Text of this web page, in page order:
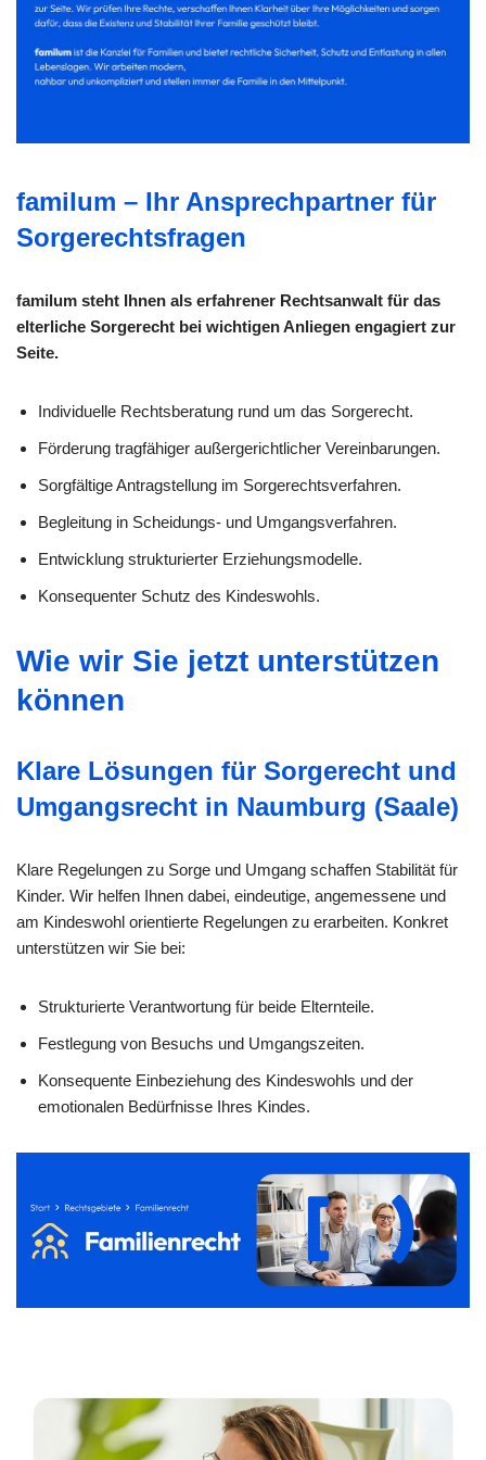
familum – Ihr Ansprechpartner für
Sorgerechtsfragen
familum steht Ihnen als erfahrener Rechtsanwalt für das
elterliche Sorgerecht bei wichtigen Anliegen engagiert zur
Seite.
Individuelle Rechtsberatung rund um das Sorgerecht.
Förderung tragfähiger außergerichtlicher Vereinbarungen.
Sorgfältige Antragstellung im Sorgerechtsverfahren.
Begleitung in Scheidungs- und Umgangsverfahren.
Entwicklung strukturierter Erziehungsmodelle.
Konsequenter Schutz des Kindeswohls.
Wie wir Sie jetzt unterstützen
können
Klare Lösungen für Sorgerecht und
Umgangsrecht in Naumburg (Saale)
Klare Regelungen zu Sorge und Umgang schaffen Stabilität für
Kinder. Wir helfen Ihnen dabei, eindeutige, angemessene und
am Kindeswohl orientierte Regelungen zu erarbeiten. Konkret
unterstützen wir Sie bei:
Strukturierte Verantwortung für beide Elternteile.
Festlegung von Besuchs und Umgangszeiten.
Konsequente Einbeziehung des Kindeswohls und der
emotionalen Bedürfnisse Ihres Kindes.